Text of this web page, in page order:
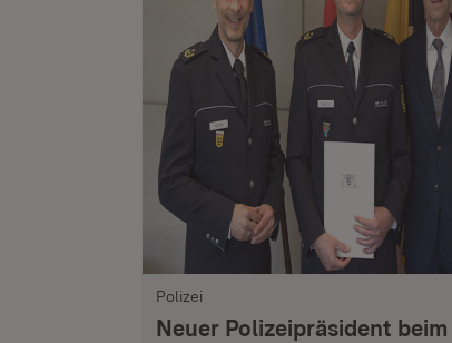
Polizei
Neuer Polizeipräsident beim